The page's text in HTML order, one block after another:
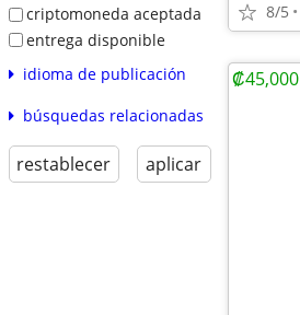
criptomoneda aceptada
entrega disponible
idioma de publicación
búsquedas relacionadas
restablecer aplicar
8/5
₡45,000